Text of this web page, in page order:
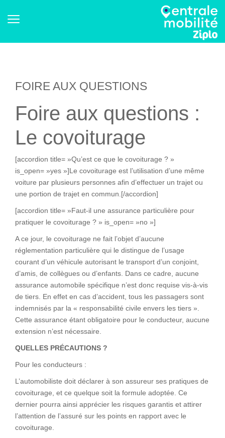
FOIRE AUX QUESTIONS
Foire aux questions :
Le covoiturage
[accordion title= »Qu’est ce que le covoiturage ? »
is_open= »yes »]Le covoiturage est l’utilisation d’une même
voiture par plusieurs personnes afin d’effectuer un trajet ou
une portion de trajet en commun.[/accordion]
[accordion title= »Faut-il une assurance particulière pour
pratiquer le covoiturage ? » is_open= »no »]
A ce jour, le covoiturage ne fait l’objet d’aucune
réglementation particulière qui le distingue de l’usage
courant d’un véhicule autorisant le transport d’un conjoint,
d’amis, de collègues ou d’enfants. Dans ce cadre, aucune
assurance automobile spécifique n’est donc requise vis-à-vis
de tiers. En effet en cas d’accident, tous les passagers sont
indemnisés par la « responsabilité civile envers les tiers ».
Cette assurance étant obligatoire pour le conducteur, aucune
extension n’est nécessaire.
QUELLES PRÉCAUTIONS ?
Pour les conducteurs :
L’automobiliste doit déclarer à son assureur ses pratiques de
covoiturage, et ce quelque soit la formule adoptée. Ce
dernier pourra ainsi apprécier les risques garantis et attirer
l’attention de l’assuré sur les points en rapport avec le
covoiturage.